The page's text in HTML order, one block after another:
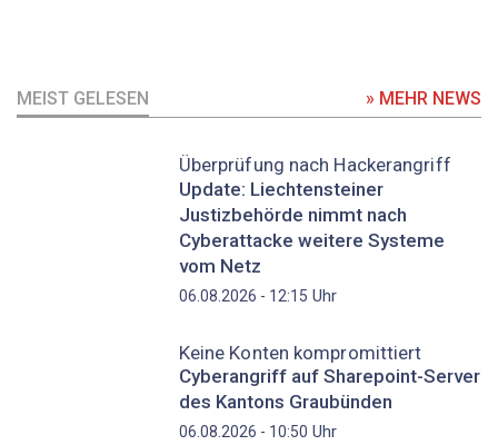
MEIST GELESEN » MEHR NEWS
Überprüfung nach Hackerangriff
Update: Liechtensteiner
Justizbehörde nimmt nach
Cyberattacke weitere Systeme
vom Netz
06.08.2026 - 12:15 Uhr
Keine Konten kompromittiert
Cyberangriff auf Sharepoint-Server
des Kantons Graubünden
06.08.2026 - 10:50 Uhr